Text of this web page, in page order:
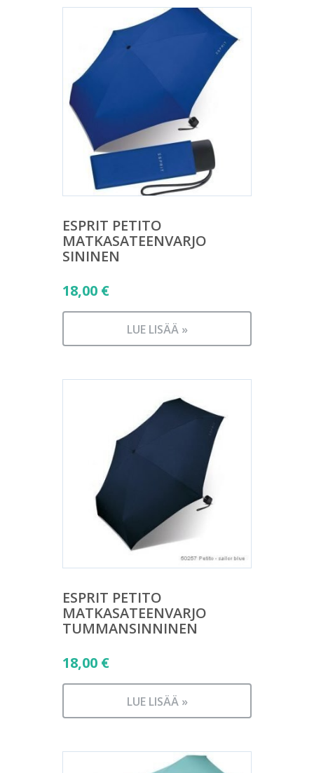
ESPRIT PETITO
MATKASATEENVARJO
SININEN
18,00 €
LUE LISÄÄ »
ESPRIT PETITO
MATKASATEENVARJO
TUMMANSINNINEN
18,00 €
LUE LISÄÄ »